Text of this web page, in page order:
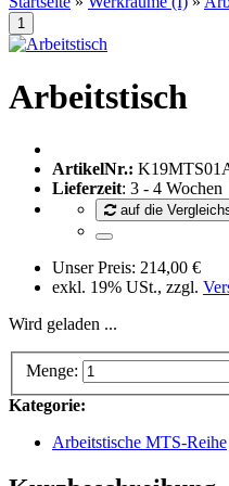
Arbeitstisch
ArtikelNr.:
Lieferzeit: 3 - 4 Wochen
auf die
Unser Preis: 214,00 €
exkl. 19% USt., zzgl.
Wird geladen ...
Menge:
Kategorie:
Arbeitstische MTS-Reihe